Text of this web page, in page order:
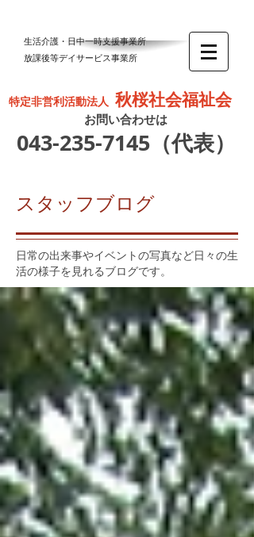
生活介護・日中一時支援事業所
放課後等デイサービス事業所
特定非営利活動法人 秋桜社会福祉会
お問い合わせは
043-235-7145 （代表）
スタッフブログ
日常の出来事やイベントの写真など日々の生
活の様子を見れるブログです。